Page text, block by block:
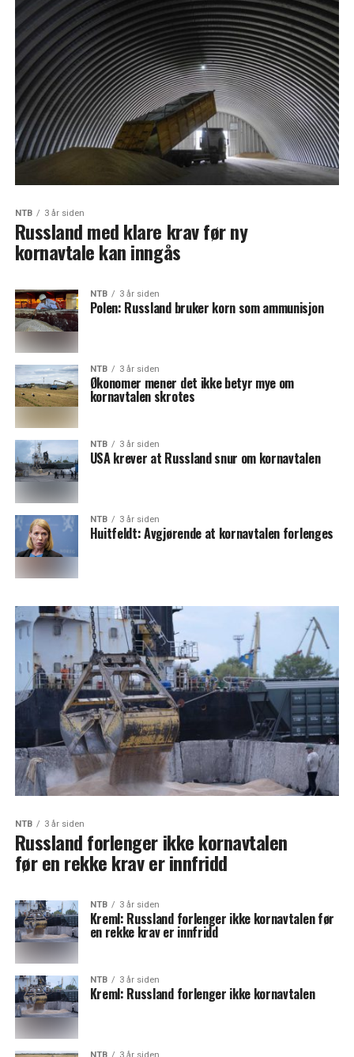
NTB 3 år siden
Russland med klare krav før ny
kornavtale kan inngås
NTB 3 år siden
Polen: Russland bruker korn som ammunisjon
NTB 3 år siden
Økonomer mener det ikke betyr mye om
kornavtalen skrotes
NTB 3 år siden
USA krever at Russland snur om kornavtalen
NTB 3 år siden
Huitfeldt: Avgjørende at kornavtalen forlenges
NTB 3 år siden
Russland forlenger ikke kornavtalen
før en rekke krav er innfridd
NTB 3 år siden
Kreml: Russland forlenger ikke kornavtalen før
en rekke krav er innfridd
NTB 3 år siden
Kreml: Russland forlenger ikke kornavtalen